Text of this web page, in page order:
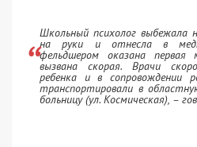
Школьный психолог выбежала
на руки и отнесла в
фельдшером оказана первая
вызвана скорая. Врачи
ребенка и в сопровождении
транспортировали в
больницу (ул. Космическая), –